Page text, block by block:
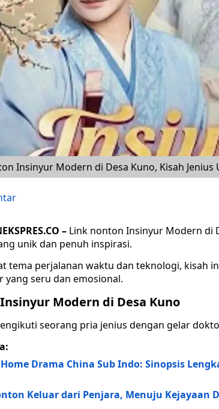
Insinyur Modern di Desa Kuno, Kisah Jenius
– Link nonton Insinyur Modern di
unik dan penuh inspirasi.
tema perjalanan waktu dan teknologi, kisah
yang seru dan emosional.
Modern di Desa Kuno
seorang pria jenius dengan gelar
Drama China Sub Indo: Sinopsis
Keluar dari Penjara, Menuju Kejayaan